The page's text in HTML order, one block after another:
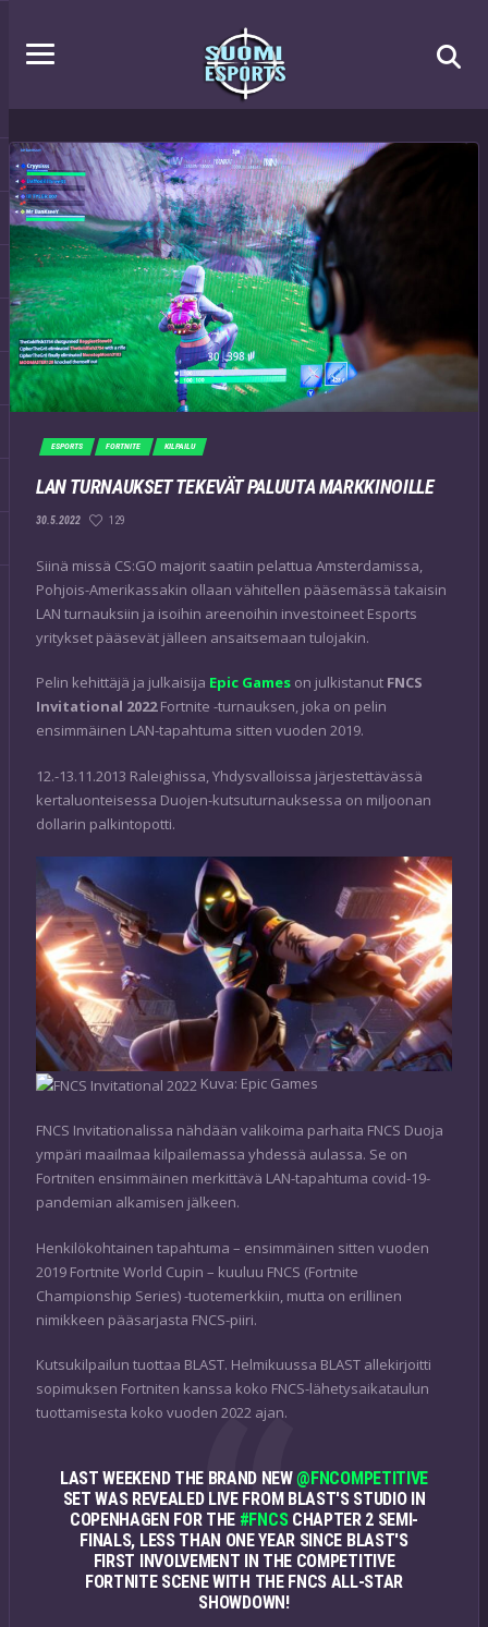
ESPORTS FORTNITE KILPAILU
LAN TURNAUKSET TEKEVÄT PALUUTA MARKKINOILLE
30.5.2022 129
Siinä missä CS:GO majorit saatiin pelattua Amsterdamissa,
Pohjois-Amerikassakin ollaan vähitellen pääsemässä takaisin
LAN turnauksiin ja isoihin areenoihin investoineet Esports
yritykset pääsevät jälleen ansaitsemaan tulojakin.
Pelin kehittäjä ja julkaisija Epic Games on julkistanut FNCS
Invitational 2022Fortnite -turnauksen, joka on pelin
ensimmäinen LAN-tapahtuma sitten vuoden 2019.
12.-13.11.2013 Raleighissa, Yhdysvalloissa järjestettävässä
kertaluonteisessa Duojen-kutsuturnauksessa on miljoonan
dollarin palkintopotti.
Kuva: Epic Games
FNCS Invitationalissa nähdään valikoima parhaita FNCS Duoja
ympäri maailmaa kilpailemassa yhdessä aulassa. Se on
Fortniten ensimmäinen merkittävä LAN-tapahtuma covid-19-
pandemian alkamisen jälkeen.
Henkilökohtainen tapahtuma – ensimmäinen sitten vuoden
2019 Fortnite World Cupin – kuuluu FNCS (Fortnite
Championship Series) -tuotemerkkiin, mutta on erillinen
nimikkeen pääsarjasta FNCS-piiri.
Kutsukilpailun tuottaa BLAST. Helmikuussa BLAST allekirjoitti
sopimuksen Fortniten kanssa koko FNCS-lähetysaikataulun
tuottamisesta koko vuoden 2022 ajan.
LAST WEEKEND THE BRAND NEW@FNCOMPETITIVE
SET WAS REVEALED LIVE FROM BLAST'S STUDIO IN
COPENHAGEN FOR THE #FNCSCHAPTER 2 SEMI-
FINALS, LESS THAN ONE YEAR SINCE BLAST'S
FIRST INVOLVEMENT IN THE COMPETITIVE
FORTNITE SCENE WITH THE FNCS ALL-STAR
SHOWDOWN!